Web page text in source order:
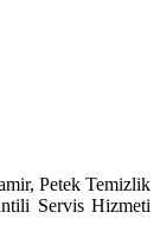
Petek Temizlik
Servis Hizmeti